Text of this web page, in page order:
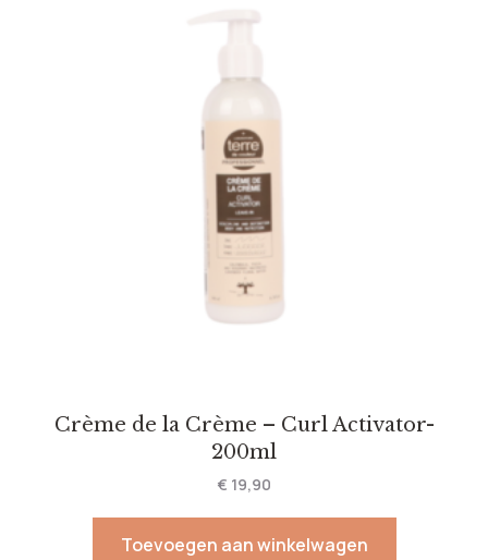
Crème de la Crème – Curl Activator-
200ml
€ 19,90
Toevoegen aan winkelwagen